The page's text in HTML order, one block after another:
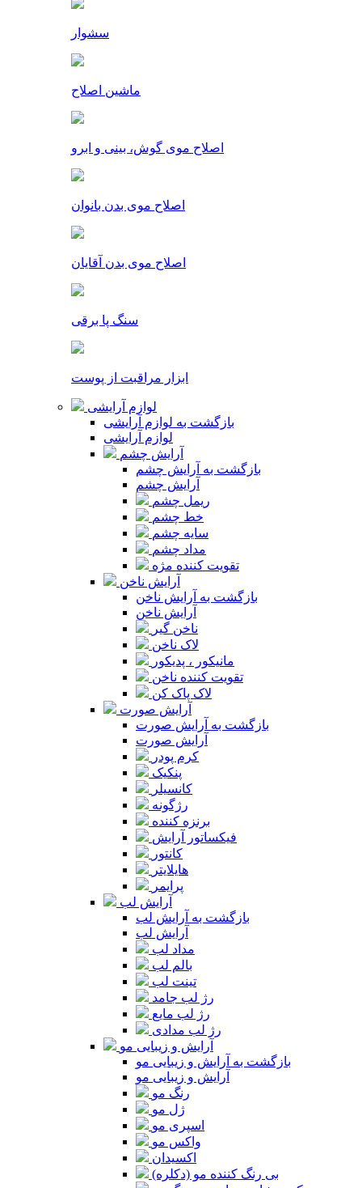
سشوار
ماشین اصلاح
اصلاح موی گوش، بینی و ابرو
اصلاح موی بدن بانوان
اصلاح موی بدن آقایان
سنگ پا برقی
ابزار مراقبت از پوست
لوازم آرایشی
بازگشت به لوازم آرایشی
لوازم آرایشی
آرایش چشم
بازگشت به آرایش چشم
آرایش چشم
ریمل چشم
خط چشم
سایه چشم
مداد چشم
تقویت کننده مژه
آرایش ناخن
بازگشت به آرایش ناخن
آرایش ناخن
ناخن گیر
لاک ناخن
مانیکور ، پدیکور
تقویت کننده ناخن
لاک پاک کن
آرایش صورت
بازگشت به آرایش صورت
آرایش صورت
کرم پودر
پنکیک
کانسیلر
رژگونه
برنزه کننده
فیکساتور آرایش
کانتور
هایلایتر
پرایمر
آرایش لب
بازگشت به آرایش لب
آرایش لب
مداد لب
بالم لب
تینت لب
رژ لب جامد
رژ لب مایع
رژ لب مدادی
آرایش و زیبایی مو
بازگشت به آرایش و زیبایی مو
آرایش و زیبایی مو
رنگ مو
ژل مو
اسپری مو
واکس مو
اکسیدان
بی رنگ کننده مو (دکلره)